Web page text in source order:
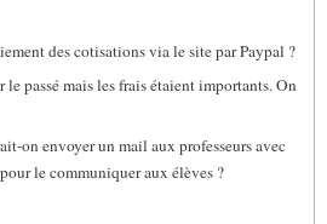
des cotisations via le site par Paypal ?
passé mais les frais étaient importants. On
on envoyer un mail aux professeurs avec
le communiquer aux élèves ?